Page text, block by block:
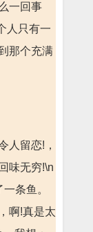
一回事
只有一
那个充满
人留恋!，
味无穷!\n
条鱼。
啊!真是太